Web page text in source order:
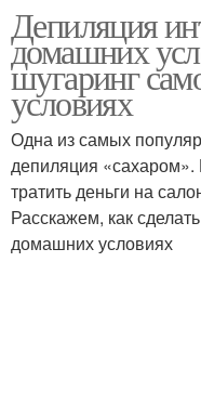
Депиляция
домашних
шугаринг
условиях
Одна из самых
депиляция
тратить деньги на
Расскажем, как
домашних условиях